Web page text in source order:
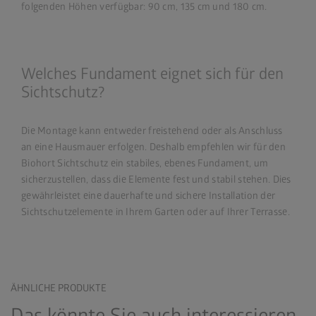
folgenden Höhen verfügbar: 90 cm, 135 cm und 180 cm.
Welches Fundament eignet sich für den
Sichtschutz?
Die Montage kann entweder freistehend oder als Anschluss
an eine Hausmauer erfolgen. Deshalb empfehlen wir für den
Biohort Sichtschutz ein stabiles, ebenes Fundament, um
sicherzustellen, dass die Elemente fest und stabil stehen. Dies
gewährleistet eine dauerhafte und sichere Installation der
Sichtschutzelemente in Ihrem Garten oder auf Ihrer Terrasse.
ÄHNLICHE PRODUKTE